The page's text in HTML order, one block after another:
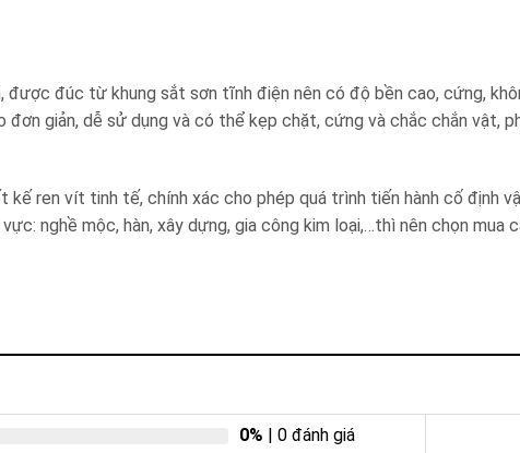
được đúc từ khung sắt sơn tĩnh điện nên có độ bền cao, cứng,
giản, dễ sử dụng và có thể kẹp chặt, cứng và chắc chắn vật,
ren vít tinh tế, chính xác cho phép quá trình tiến hành cố định
nghề mộc, hàn, xây dựng, gia công kim loại,…thì nên chọn mua
0% | 0 đánh giá